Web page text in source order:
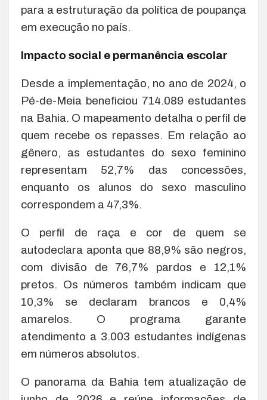
para a estruturação da política de poupança
em execução no país.
Impacto social e permanência escolar
Desde a implementação, no ano de 2024, o
Pé-de-Meia beneficiou 714.089 estudantes
na Bahia. O mapeamento detalha o perfil de
quem recebe os repasses. Em relação ao
gênero, as estudantes do sexo feminino
representam 52,7% das concessões,
enquanto os alunos do sexo masculino
correspondem a 47,3%.
O perfil de raça e cor de quem se
autodeclara aponta que 88,9% são negros,
com divisão de 76,7% pardos e 12,1%
pretos. Os números também indicam que
10,3% se declaram brancos e 0,4%
amarelos. O programa garante
atendimento a 3.003 estudantes indígenas
em números absolutos.
O panorama da Bahia tem atualização de